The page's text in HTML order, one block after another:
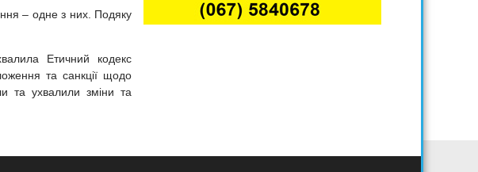
– одне з них. Подяку
Етичний кодекс
та санкції щодо
та ухвалили зміни та